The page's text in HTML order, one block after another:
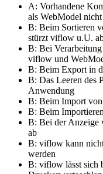
A: Vorhandene
als WebModel
B: Beim Sortieren
stürzt viflow u.U.
B: Bei
viflow und
B: Beim Export in
B: Das Leeren des
Anwendung
B: Beim Import
B: Beim
B: Bei der Anzeige
ab
B: viflow kann
werden
B: viflow lässt sich